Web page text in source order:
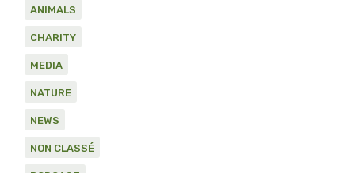
ANIMALS
CHARITY
MEDIA
NATURE
NEWS
NON CLASSÉ